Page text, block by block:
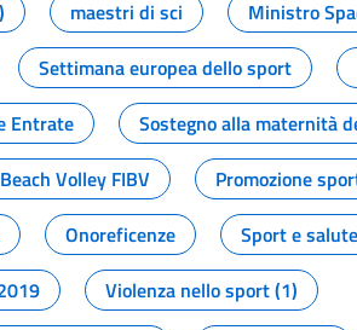
maestri di sci
Ministro
Settimana europea dello sport
Entrate
Sostegno alla maternità
Volley FIBV
Promozione
Onoreficenze
Sport e salute
Violenza nello sport (1)